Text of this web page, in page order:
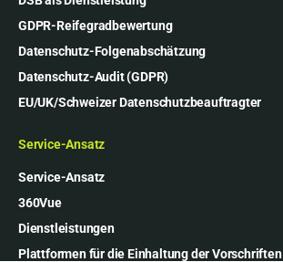
GDPR-Reifegradbewertung
Datenschutz-Folgenabschätzung
Datenschutz-Audit (GDPR)
EU/UK/Schweizer Datenschutzbeauftragter
Service-Ansatz
Service-Ansatz
360Vue
Dienstleistungen
Plattformen für die Einhaltung der Vorschriften